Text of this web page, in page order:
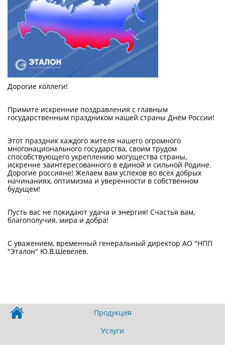
Дорогие коллеги!
Примите искренние поздравления с главным
государственным праздником нашей страны Днём России!
Этот праздник каждого жителя нашего огромного
многонационального государства, своим трудом
способствующего укреплению могущества страны,
искренне заинтересованного в единой и сильной Родине.
Дорогие россияне! Желаем вам успехов во всех добрых
начинаниях, оптимизма и уверенности в собственном
будущем!
Пусть вас не покидают удача и энергия! Счастья вам,
благополучия, мира и добра!
С уважением, временный генеральный директор АО "НПП
"Эталон" Ю.В.Шевелёв.
Продукция
Услуги